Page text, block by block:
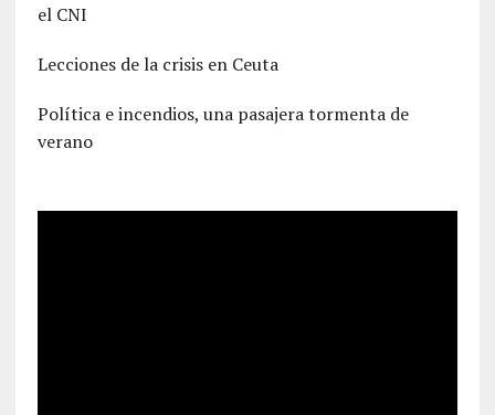
el CNI
Lecciones de la crisis en Ceuta
Política e incendios, una pasajera tormenta de
verano